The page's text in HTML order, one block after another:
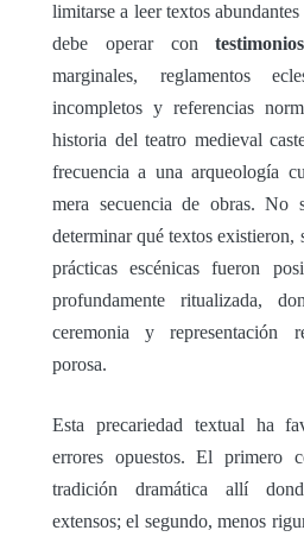
limitarse a leer textos
debe operar con
marginales, reglamentos
incompletos y referencias
historia del teatro medieval
frecuencia a una arqueología
mera secuencia de obras. No
determinar qué textos existieron,
prácticas escénicas fueron
profundamente ritualizada,
ceremonia y representación
porosa.
Esta precariedad textual ha
errores opuestos. El primero
tradición dramática allí
extensos; el segundo, menos